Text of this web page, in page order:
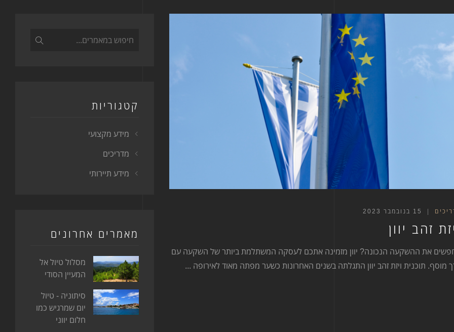
15 בנובמבר 2023
זהב יוון
את ההשקעה הנכונה? יוון מזמינה אתכם לעסקה המשתלמת ביותר של השקעה עם
מוסף. תוכנית ויזת זהב יוון התגלתה בשנים האחרונות כשער מפתה מאוד לאירופה ...
קטגוריות
מידע מקצועי
מדריכים
מידע תיירותי
מאמרים אחרונים
מסלול טיול אל
המעיין הסודי
סיתוניה - טיול
יום שמרגיש כמו
חלום יווני